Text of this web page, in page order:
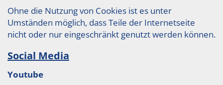
Ohne die Nutzung von Cookies ist es unter
Umständen möglich, dass Teile der Internetseite
nicht oder nur eingeschränkt genutzt werden können.
Social Media
Youtube